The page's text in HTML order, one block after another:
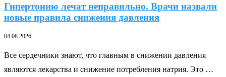
Гипертонию лечат неправильно. Врачи назвали
новые правила снижения давления
04.08.2026
Все сердечники знают, что главным в снижении давления
являются лекарства и снижение потребления натрия. Это …